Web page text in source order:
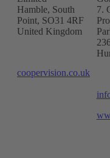
Hamble, South
Point, SO31 4RF
United Kingdom
coopervision.co.uk
7.